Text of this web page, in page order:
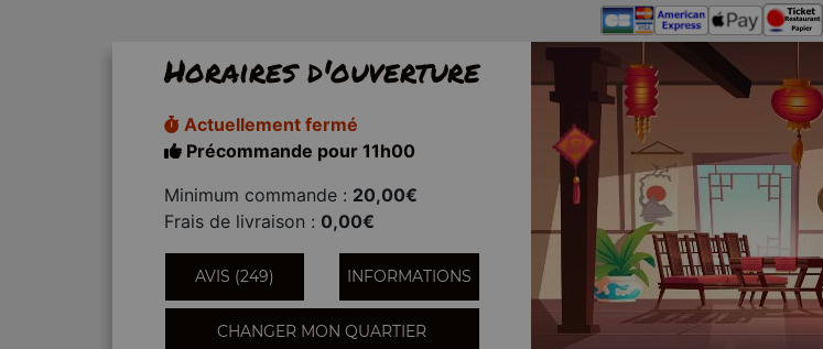
Horaires d'ouverture
Actuellement fermé
Précommande pour 11h00
Minimum commande : 20,00€
Frais de livraison : 0,00€
AVIS (249) INFORMATIONS
CHANGER MON QUARTIER